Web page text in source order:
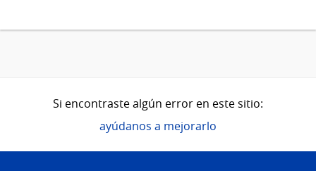
Si encontraste algún error en este sitio:
ayúdanos a mejorarlo